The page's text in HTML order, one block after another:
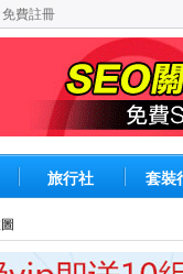
免費註冊
旅行社 套裝